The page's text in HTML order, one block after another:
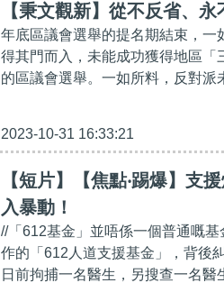
【秉文觀新】從不反省、
年底區議會選舉的提名期結束，一
得其門而入，未能成功獲得地區「
的區議會選舉。一如所料，反對派
2023-10-31 16:33:21
【短片】【焦點‧踢爆】支
入暴動！
//「612基金」並唔係一個普通嘅
作的「612人道支援基金」，背後
日前拘捕一名醫生，另搜查一名